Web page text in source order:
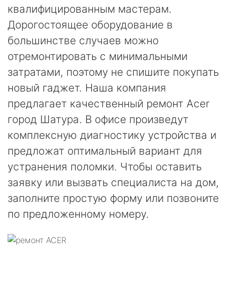
квалифицированным мастерам.
Дорогостоящее оборудование в
большинстве случаев можно
отремонтировать с минимальными
затратами, поэтому не спишите покупать
новый гаджет. Наша компания
предлагает качественный ремонт Acer
город Шатура. В офисе произведут
комплексную диагностику устройства и
предложат оптимальный вариант для
устранения поломки. Чтобы оставить
заявку или вызвать специалиста на дом,
заполните простую форму или позвоните
по предложенному номеру.